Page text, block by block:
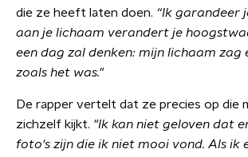
die ze heeft laten doen. “Ik garandeer
aan je lichaam verandert je
een dag zal denken: mijn lichaam zag
zoals het was."
De rapper vertelt dat ze precies op die
zichzelf kijkt. "Ik kan niet geloven dat
foto's zijn die ik niet mooi vond. Als ik